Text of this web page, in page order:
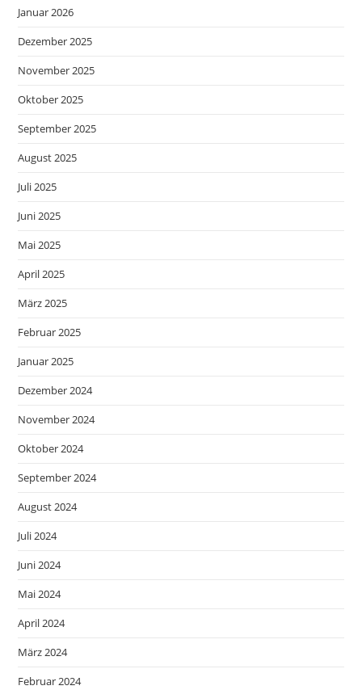
Januar 2026
Dezember 2025
November 2025
Oktober 2025
September 2025
August 2025
Juli 2025
Juni 2025
Mai 2025
April 2025
März 2025
Februar 2025
Januar 2025
Dezember 2024
November 2024
Oktober 2024
September 2024
August 2024
Juli 2024
Juni 2024
Mai 2024
April 2024
März 2024
Februar 2024